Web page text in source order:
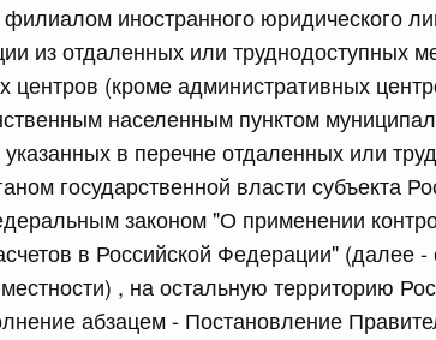
иностранного юридического
из отдаленных или труднодоступных
центров (кроме административных
населенным пунктом
указанных в перечне отдаленных или
государственной власти субъекта
законом "О применении
в Российской Федерации" (далее
, на остальную территорию
абзацем - Постановление
Федерации от 15.07.2026 г. № 890
производственного типа, созданной на территории
Татарстан
Федерации от 15.07.2026 г. № 891
образований городской округ город Саяногорск
район Республики Хакасия особой экономической
2